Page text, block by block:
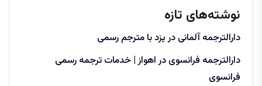
نوشته‌های تازه
دارالترجمه آلمانی در یزد با مترجم رسمی
دارالترجمه فرانسوی در اهواز | خدمات ترجمه رسمی
فرانسوی